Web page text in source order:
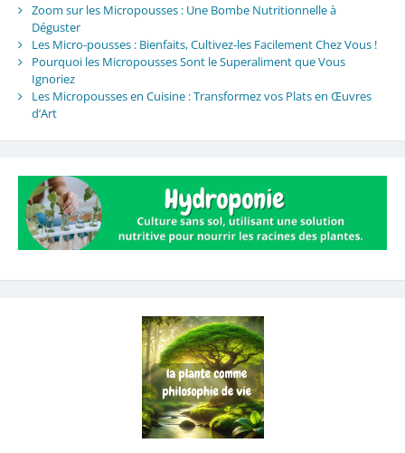
Zoom sur les Micropousses : Une Bombe Nutritionnelle à
Déguster
Les Micro-pousses : Bienfaits, Cultivez-les Facilement Chez Vous !
Pourquoi les Micropousses Sont le Superaliment que Vous
Ignoriez
Les Micropousses en Cuisine : Transformez vos Plats en Œuvres
d’Art